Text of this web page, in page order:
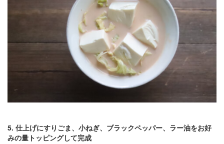
5. 仕上げにすりごま、小ねぎ、ブラックペッパー、ラー油をお好
みの量トッピングして完成